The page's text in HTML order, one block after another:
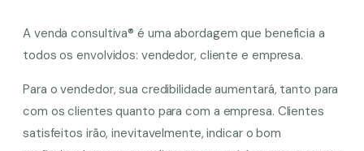
A venda consultiva® é uma abordagem que beneficia a
todos os envolvidos: vendedor, cliente e empresa.
Para o vendedor, sua credibilidade aumentará, tanto para
com os clientes quanto para com a empresa. Clientes
satisfeitos irão, inevitavelmente, indicar o bom